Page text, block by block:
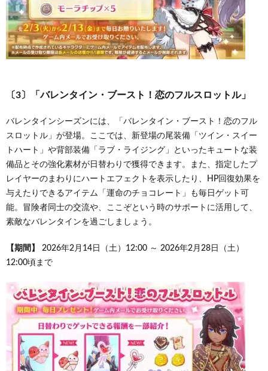
〔3〕「バレンタイン・ブースト！恋のフルスロットル」
バレンタインシーズンには、「バレンタイン・ブースト！恋のフル
スロットル」が登場。ここでは、新登場の尾装備「ツイン・スイー
トハート」や背部装備「ラブ・ライジング」といったキュートな装
備品とその強化素材が日替わりで獲得できます。また、指定したプ
レイヤーのまわりにハートエフェクトを表示したり、HP回復効果を
与えたりできるアイテム「運命のチョコレート」も毎日ゲット可
能。冒険者同士の交流や、ここぞという時のサポートに活用して、
素敵なバレンタインを過ごしましょう。
【期間】
2026年2月14日（土）12:00 ～ 2026年2月28日（土）
12:00頃まで